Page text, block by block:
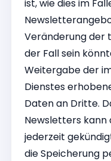
ist, wie dies im
Veränderung der
der Fall sein
Weitergabe der
Dienstes
Daten an Dritte.
Newsletters
jederzeit
die Speicherung